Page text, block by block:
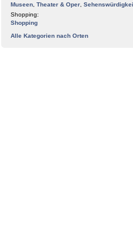
Museen Theater & Oper
Shopping:
Shopping
Alle Kategorien nach Orten